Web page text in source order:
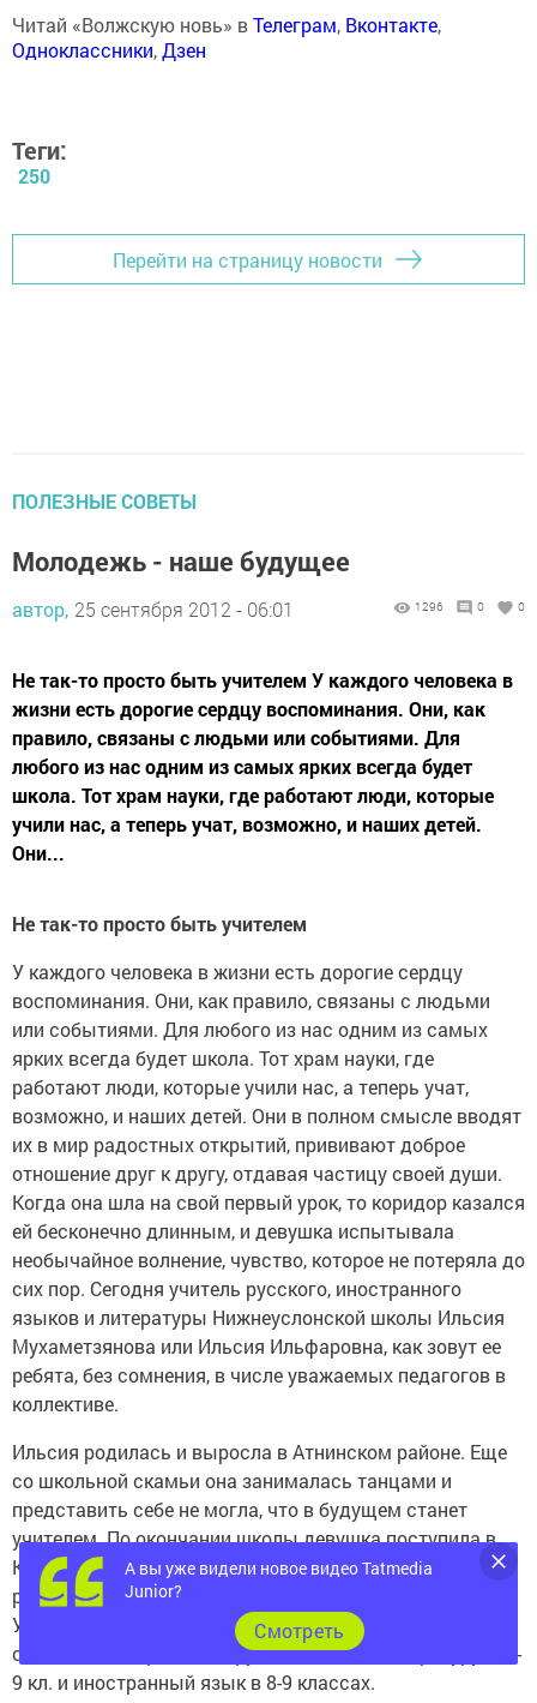
Читай «Волжскую новь» вТелеграм, Вконтакте,
Одноклассники,Дзен
Теги:
250
Перейти на страницу новости
ПОЛЕЗНЫЕ СОВЕТЫ
Молодежь - наше будущее
автор, 25 сентября 2012 - 06:01 1296 0 0
Не так-то просто быть учителем У каждого человека в
жизни есть дорогие сердцу воспоминания. Они, как
правило, связаны с людьми или событиями. Для
любого из нас одним из самых ярких всегда будет
школа. Тот храм науки, где работают люди, которые
учили нас, а теперь учат, возможно, и наших детей.
Они...
Не так-то просто быть учителем
У каждого человека в жизни есть дорогие сердцу
воспоминания. Они, как правило, связаны с людьми
или событиями. Для любого из нас одним из самых
ярких всегда будет школа. Тот храм науки, где
работают люди, которые учили нас, а теперь учат,
возможно, и наших детей. Они в полном смысле вводят
их в мир радостных открытий, прививают доброе
отношение друг к другу, отдавая частицу своей души.
Когда она шла на свой первый урок, то коридор казался
ей бесконечно длинным, и девушка испытывала
необычайное волнение, чувство, которое не потеряла до
сих пор. Сегодня учитель русского, иностранного
языков и литературы Нижнеуслонской школы Ильсия
Мухаметзянова или Ильсия Ильфаровна, как зовут ее
ребята, без сомнения, в числе уважаемых педагогов в
коллективе.
Ильсия родилась и выросла в Атнинском районе. Еще
со школьной скамьи она занималась танцами и
представить себе не могла, что в будущем станет
учителем. По окончании школы девушка поступила в
Казанский Федеральный Университет на факультет
русской филологии. После успешного окончания
Университета ее направили в наш район. Моя
собеседница преподает русский язык и литературу в 6 -
9 кл. и иностранный язык в 8-9 классах.
А вы уже видели новое видео Tatmedia
Junior?
Cмотреть